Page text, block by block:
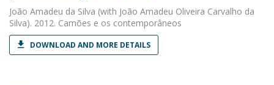
João Amadeu da Silva (with João Amadeu Oliveira Carvalho da
Silva). 2012. Camões e os contemporâneos
DOWNLOAD AND MORE DETAILS